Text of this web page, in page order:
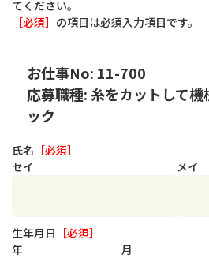
てください。
［必須］ の項目は必須入力項目です。
お仕事No: 11-700
応募職種: 糸をカットして
ック
氏名 ［必須］
セイ
メイ
生年月日 ［必須］
年
月